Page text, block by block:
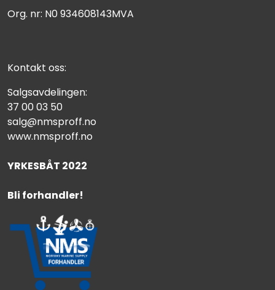
Org. nr: N0 934608143MVA
Kontakt oss:
Salgsavdelingen:
37 00 03 50
salg@nmsproff.no
www.nmsproff.no
YRKESBÅT 2022
Bli forhandler!